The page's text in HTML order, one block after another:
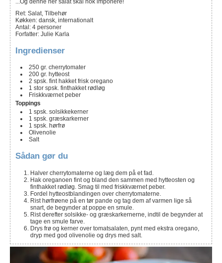
...Og denne her salat skal nok imponere!
Ret: Salat, Tilbehør
Køkken: dansk, internationalt
Antal: 4 personer
Forfatter: Julie Karla
Ingredienser
250 gr. cherrytomater
200 gr. hytteost
2 spsk. fint hakket frisk oregano
1 stor spsk. finthakket rødløg
Friskkværnet peber
Toppings
1 spsk. solsikkekerner
1 spsk. græskarkerner
1 spsk. hørfrø
Olivenolie
Salt
Sådan gør du
Halver cherrytomaterne og læg dem på et fad.
Hak oreganoen fint og bland den sammen med hytteosten og
finthakket rødløg. Smag til med friskkværnet peber.
Fordel hytteostblandingen over cherrytomaterne.
Rist hørfrøene på en tør pande og tag dem af varmen lige så
snart, de begynder at poppe en smule.
Rist derefter solsikke- og græskarkernerne, indtil de begynder at
tage en smule farve.
Drys frø og kerner over tomatsalaten, pynt med ekstra oregano,
dryp med god olivenolie og drys med salt.